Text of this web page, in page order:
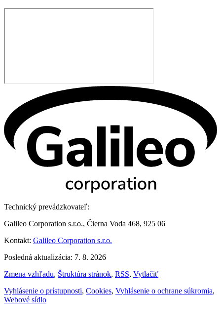
Technický prevádzkovateľ:
Galileo Corporation s.r.o., Čierna Voda 468, 925 06
Kontakt: Galileo Corporation s.r.o.
Posledná aktualizácia: 7. 8. 2026
Zmena vzhľadu, Štruktúra stránok, RSS, Vytlačiť
Vyhlásenie o prístupnosti, Cookies, Vyhlásenie o ochrane súkromia,
Webové sídlo